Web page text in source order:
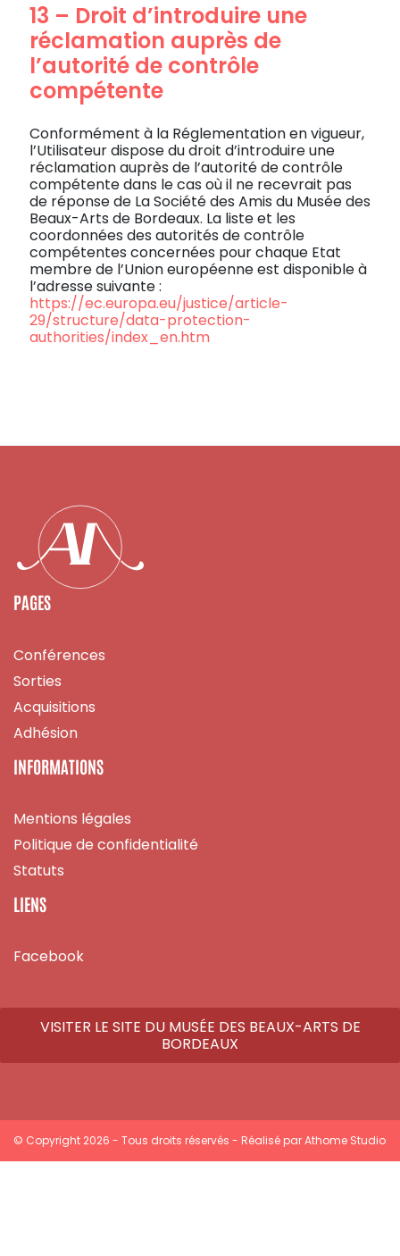
13 – Droit d’introduire une
réclamation auprès de
l’autorité de contrôle
compétente
Conformément à la Réglementation en vigueur,
l’Utilisateur dispose du droit d’introduire une
réclamation auprès de l’autorité de contrôle
compétente dans le cas où il ne recevrait pas
de réponse de La Société des Amis du Musée des
Beaux-Arts de Bordeaux. La liste et les
coordonnées des autorités de contrôle
compétentes concernées pour chaque Etat
membre de l’Union européenne est disponible à
l’adresse suivante :
https://ec.europa.eu/justice/article-
29/structure/data-protection-
authorities/index_en.htm
PAGES
Conférences
Sorties
Acquisitions
Adhésion
INFORMATIONS
Mentions légales
Politique de confidentialité
Statuts
LIENS
Facebook
VISITER LE SITE DU MUSÉE DES BEAUX-ARTS DE
BORDEAUX
© Copyright 2026 - Tous droits réservés - Réalisé parAthome Studio